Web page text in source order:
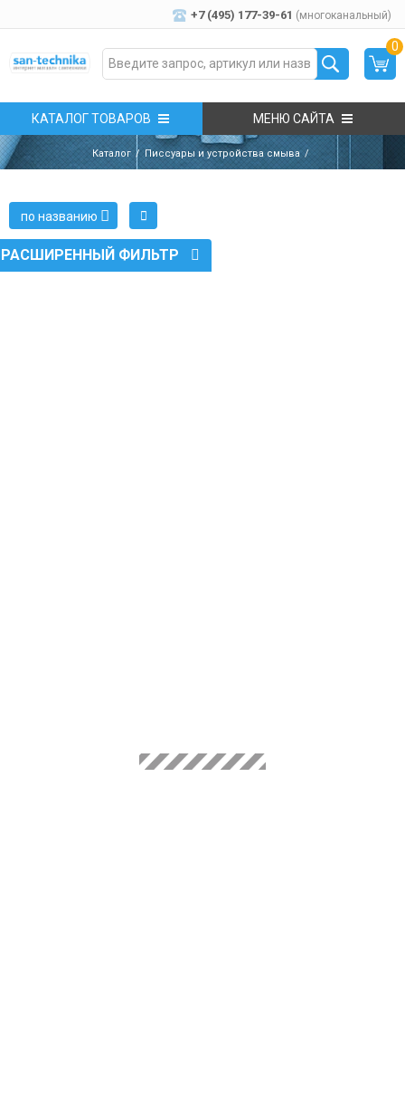
+7 (495) 177-39-61 (многоканальный)
0
КАТАЛОГ ТОВАРОВ МЕНЮ САЙТА
Каталог Писсуары и устройства смыва
РАСШИРЕННЫЙ ФИЛЬТР
по названию